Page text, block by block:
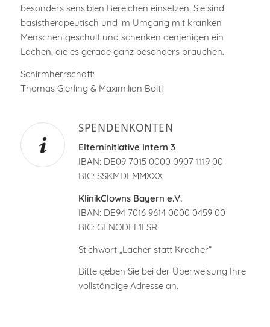
besonders sensiblen Bereichen einsetzen. Sie sind
basistherapeutisch und im Umgang mit kranken
Menschen geschult und schenken denjenigen ein
Lachen, die es gerade ganz besonders brauchen.
Schirmherrschaft:
Thomas Gierling & Maximilian Böltl
SPENDENKONTEN
Elterninitiative Intern 3
IBAN: DE09 7015 0000 0907 1119 00
BIC: SSKMDEMMXXX
KlinikClowns Bayern e.V.
IBAN: DE94 7016 9614 0000 0459 00
BIC: GENODEF1FSR
Stichwort „Lacher statt Kracher“
Bitte geben Sie bei der Überweisung Ihre
vollständige Adresse an.